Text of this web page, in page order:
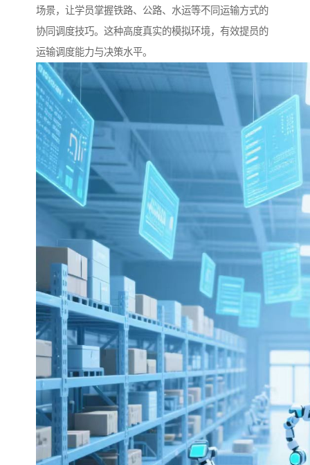
场景，让学员掌握铁路、公路、水运等不同运输方式的
协同调度技巧。这种高度真实的模拟环境，有效提员的
运输调度能力与决策水平。